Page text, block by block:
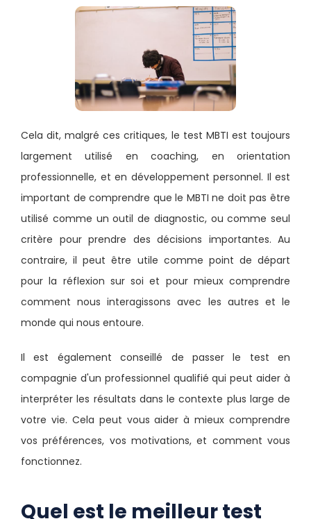
Cela dit, malgré ces critiques, le test MBTI est toujours
largement utilisé en coaching, en orientation
professionnelle, et en développement personnel. Il est
important de comprendre que le MBTI ne doit pas être
utilisé comme un outil de diagnostic, ou comme seul
critère pour prendre des décisions importantes. Au
contraire, il peut être utile comme point de départ
pour la réflexion sur soi et pour mieux comprendre
comment nous interagissons avec les autres et le
monde qui nous entoure.
Il est également conseillé de passer le test en
compagnie d'un professionnel qualifié qui peut aider à
interpréter les résultats dans le contexte plus large de
votre vie. Cela peut vous aider à mieux comprendre
vos préférences, vos motivations, et comment vous
fonctionnez.
Quel est le meilleur test